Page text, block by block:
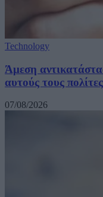
Technology
Άμεση
αυτούς τους πολίτες
07/08/2026